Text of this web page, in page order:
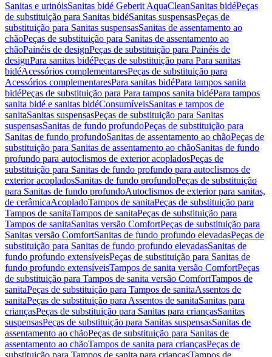
Sanitas e urinóisSanitas bidé Geberit AquaCleanSanitas bidéPeças
de substituição para Sanitas bidéSanitas suspensasPeças de
substituição para Sanitas suspensasSanitas de assentamento ao
chãoPeças de substituição para Sanitas de assentamento ao
chãoPainéis de designPeças de substituição para Painéis de
designPara sanitas bidéPeças de substituição para Para sanitas
bidéAcessórios complementaresPeças de substituição para
Acessórios complementaresPara sanitas bidéPara tampos sanita
bidéPeças de substituição para Para tampos sanita bidéPara tampos
sanita bidé e sanitas bidéConsumíveisSanitas e tampos de
sanitaSanitas suspensasPeças de substituição para Sanitas
suspensasSanitas de fundo profundoPeças de substituição para
Sanitas de fundo profundoSanitas de assentamento ao chãoPeças de
substituição para Sanitas de assentamento ao chãoSanitas de fundo
profundo para autoclismos de exterior acopladosPeças de
substituição para Sanitas de fundo profundo para autoclismos de
exterior acopladosSanitas de fundo profundoPeças de substituição
para Sanitas de fundo profundoAutoclismos de exterior para sanitas,
de cerâmicaAcopladoTampos de sanitaPeças de substituição para
Tampos de sanitaTampos de sanitaPeças de substituição para
Tampos de sanitaSanitas versão ComfortPeças de substituição para
Sanitas versão ComfortSanitas de fundo profundo elevadasPeças de
substituição para Sanitas de fundo profundo elevadasSanitas de
fundo profundo extensíveisPeças de substituição para Sanitas de
fundo profundo extensíveisTampos de sanita versão ComfortPeças
de substituição para Tampos de sanita versão ComfortTampos de
sanitaPeças de substituição para Tampos de sanitaAssentos de
sanitaPeças de substituição para Assentos de sanitaSanitas para
criançasPeças de substituição para Sanitas para criançasSanitas
suspensasPeças de substituição para Sanitas suspensasSanitas de
assentamento ao chãoPeças de substituição para Sanitas de
assentamento ao chãoTampos de sanita para criançasPeças de
substituição para Tampos de sanita para criançasTampos de